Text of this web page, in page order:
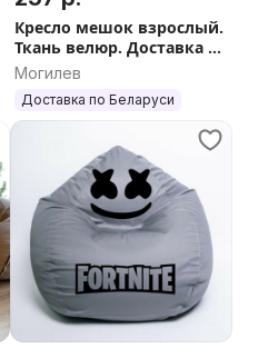
Кресло мешок взрослый.
Ткань велюр. Доставка по
РБ
Могилев
Доставка по Беларуси